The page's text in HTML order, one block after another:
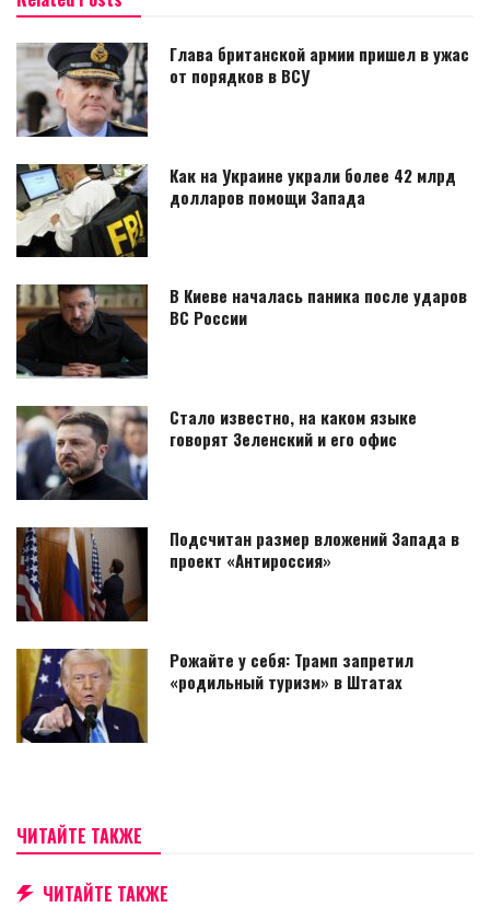
Глава британской армии пришел в ужас
от порядков в ВСУ
Как на Украине украли более 42 млрд
долларов помощи Запада
В Киеве началась паника после ударов
ВС России
Стало известно, на каком языке
говорят Зеленский и его офис
Подсчитан размер вложений Запада в
проект «Антироссия»
Рожайте у себя: Трамп запретил
«родильный туризм» в Штатах
ЧИТАЙТЕ ТАКЖЕ
ЧИТАЙТЕ ТАКЖЕ